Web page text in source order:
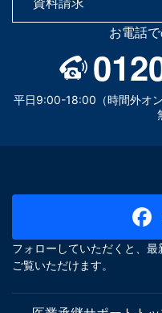
お電話
平日9:00-18:00（時間外オ
フォローしていただくと、
ご覧いただけます。